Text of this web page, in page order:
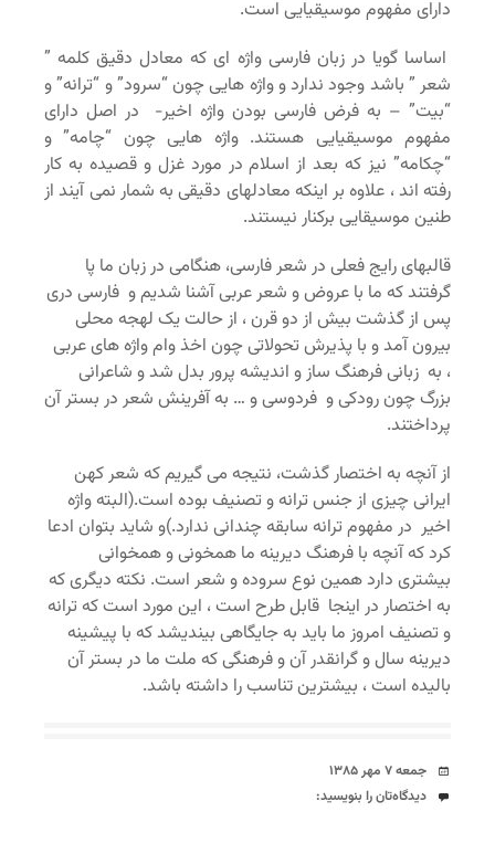
دارای مفهوم موسیقیایی است.
اساسا گویا در زبان فارسی واژه ای که معادل دقیق کلمه ”
شعر ” باشد وجود ندارد و واژه هایی چون “سرود” و “ترانه” و
“بیت” – به فرض فارسی بودن واژه اخیر- در اصل دارای
مفهوم موسیقیایی هستند. واژه هایی چون “چامه” و
“چکامه” نیز که بعد از اسلام در مورد غزل و قصیده به کار
رفته اند ، علاوه بر اینکه معادلهای دقیقی به شمار نمی آیند از
طنین موسیقایی برکنار نیستند.
قالبهای رایج فعلی در شعر فارسی، هنگامی در زبان ما پا
گرفتند که ما با عروض و شعر عربی آشنا شدیم و فارسی دری
پس از گذشت بیش از دو قرن ، از حالت یک لهجه محلی
بیرون آمد و با پذیرش تحولاتی چون اخذ وام واژه های عربی
، به زبانی فرهنگ ساز و اندیشه پرور بدل شد و شاعرانی
بزرگ چون رودکی و فردوسی و … به آفرینش شعر در بستر آن
پرداختند.
از آنچه به اختصار گذشت، نتیجه می گیریم که شعر کهن
ایرانی چیزی از جنس ترانه و تصنیف بوده است.(البته واژه
اخیر در مفهوم ترانه سابقه چندانی ندارد.)و شاید بتوان ادعا
کرد که آنچه با فرهنگ دیرینه ما همخونی و همخوانی
بیشتری دارد همین نوع سروده و شعر است. نکته دیگری که
به اختصار در اینجا قابل طرح است ، این مورد است که ترانه
و تصنیف امروز ما باید به جایگاهی بیندیشد که با پیشینه
دیرینه سال و گرانقدر آن و فرهنگی که ملت ما در بستر آن
بالیده است ، بیشترین تناسب را داشته باشد.
تاریخ
جمعه ۷ مهر ۱۳۸۵
دیدگاه‌ها
دیدگاه‌تان را بنویسید: